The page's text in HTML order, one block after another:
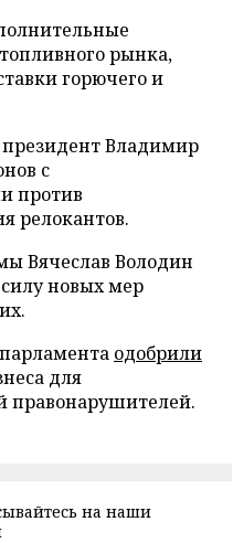
рынка,
горючего и
президент Владимир
с
против
релокантов.
Вячеслав Володин
новых мер
одобрили
для
правонарушителей.
на наши